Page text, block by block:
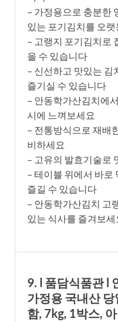
– 가정용으로 충분한
있는 포기김치를 오
– 고랭지 포기김치로
을 수 있습니다
– 신선하고 맛있는 김
즐기실 수 있습니다
– 안동학가산김치에
시에 느껴보세요
– 전통방식으로 재배
비하세요
– 고유의 발효기술로
– 테이블 위에서 바로
즐길 수 있습니다
– 안동학가산김치 고
있는 식사를 즐겨보세
9. l 품담식품관 l
가정용 국내산
함, 7kg, 1박스,